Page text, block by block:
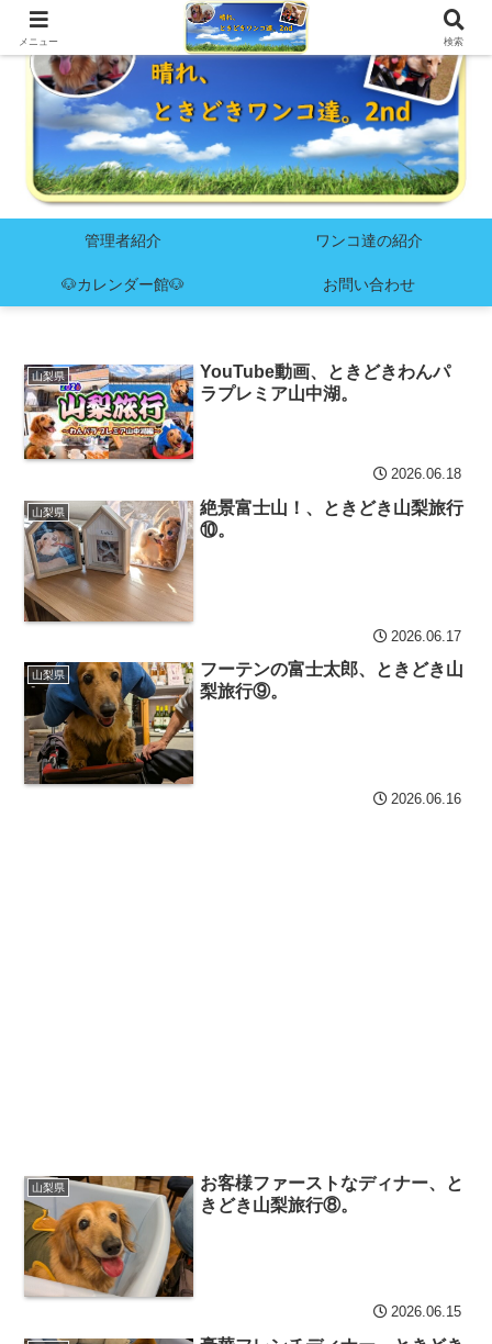
管理者紹介 ワンコ達の紹介
🐶カレンダー館🐶 お問い合わせ
山梨県
YouTube動画、ときどきわんパ
ラプレミア山中湖。
2026.06.18
山梨県
絶景富士山！、ときどき山梨旅行
⑩。
2026.06.17
山梨県
フーテンの富士太郎、ときどき山
梨旅行⑨。
2026.06.16
山梨県
お客様ファーストなディナー、と
きどき山梨旅行⑧。
2026.06.15
メニュー 検索